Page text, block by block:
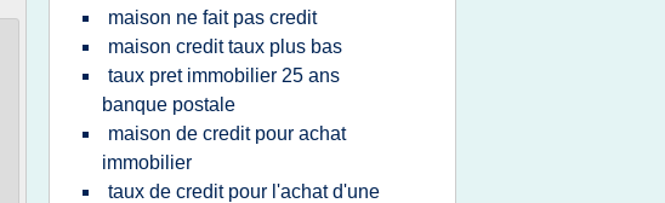
maison ne fait pas credit
maison credit taux plus bas
taux pret immobilier 25 ans
banque postale
maison de credit pour achat
immobilier
taux de credit pour l'achat d'une